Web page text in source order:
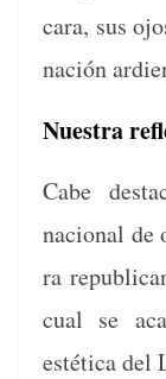
cara, sus
nación
Nuestra
Cabe
nacional de
ra
cual se
estéti­ca del